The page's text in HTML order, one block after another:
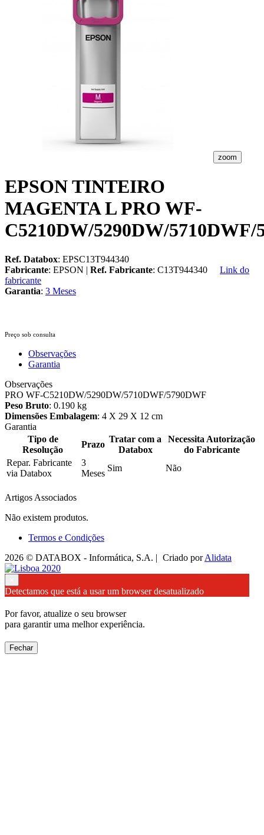
zoom
EPSON TINTEIRO
MAGENTA L PRO WF-
C5210DW/5290DW/5710DWF/
Ref. Databox: EPSC13T944340
Fabricante: EPSON | Ref. Fabricante: C13T944340
Link do
fabricante
Garantia: 3 Meses
Preço sob consulta
Observações
Garantia
Observações
PRO WF-C5210DW/5290DW/5710DWF/5790DWF
Peso Bruto: 0.190 kg
Dimensões Embalagem: 4 X 29 X 12 cm
Garantia
Tipo de
Resolução
Prazo
Tratar com a
Databox
Necessita Autorização
do Fabricante
Repar. Fabricante
via Databox
3
Meses
Sim Não
Artigos Associados
Não existem produtos.
Termos e Condições
2026 © DATABOX - Informática, S.A. | Criado porAlidata
Detectamos que está a usar um browser desatualizado
Por favor, atualize o seu browser
para garantir uma melhor experiência.
Fechar